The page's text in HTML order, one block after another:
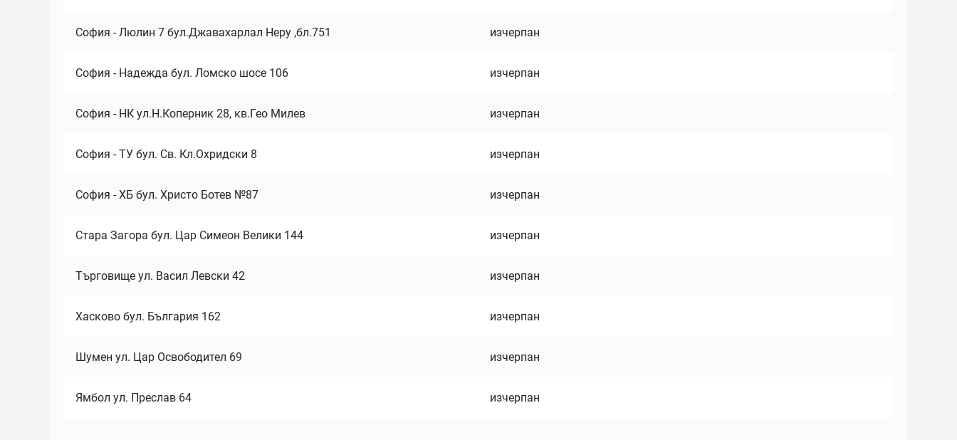
София - Люлин 7 бул.Джавахарлал Неру ,бл.751 изчерпан
София - Надежда бул. Ломско шосе 106 изчерпан
София - НК ул.Н.Коперник 28, кв.Гео Милев изчерпан
София - ТУ бул. Св. Кл.Охридски 8 изчерпан
София - ХБ бул. Христо Ботев №87 изчерпан
Стара Загора бул. Цар Симеон Велики 144 изчерпан
Търговище ул. Васил Левски 42 изчерпан
Хасково бул. България 162 изчерпан
Шумен ул. Цар Освободител 69 изчерпан
Ямбол ул. Преслав 64 изчерпан